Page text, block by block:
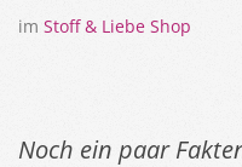
im Stoff & Liebe Shop
Noch ein paar